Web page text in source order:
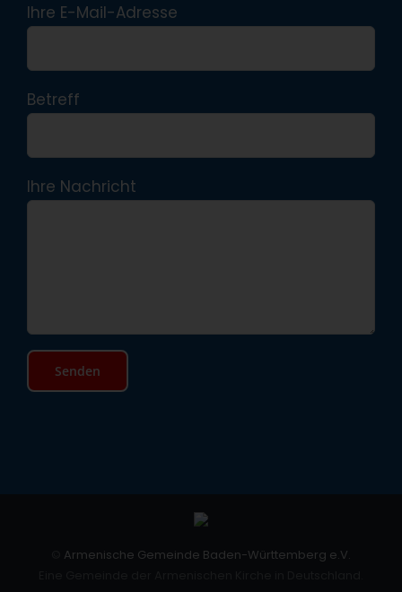
Ihre E-Mail-Adresse
Betreff
Ihre Nachricht
Armenische Gemeinde Baden-Württemberg e.V.